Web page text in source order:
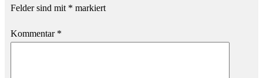
Felder sind mit * markiert
Kommentar *